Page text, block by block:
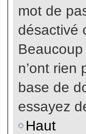
mot de
désactivé
n’ont
base de
essayez
Haut